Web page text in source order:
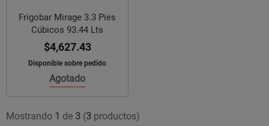
Frigobar Mirage 3.3 Pies
Cúbicos 93.44 Lts
$4,627.43
Disponible sobre pedido
Agotado
Mostrando 1 de 3 (3 productos)